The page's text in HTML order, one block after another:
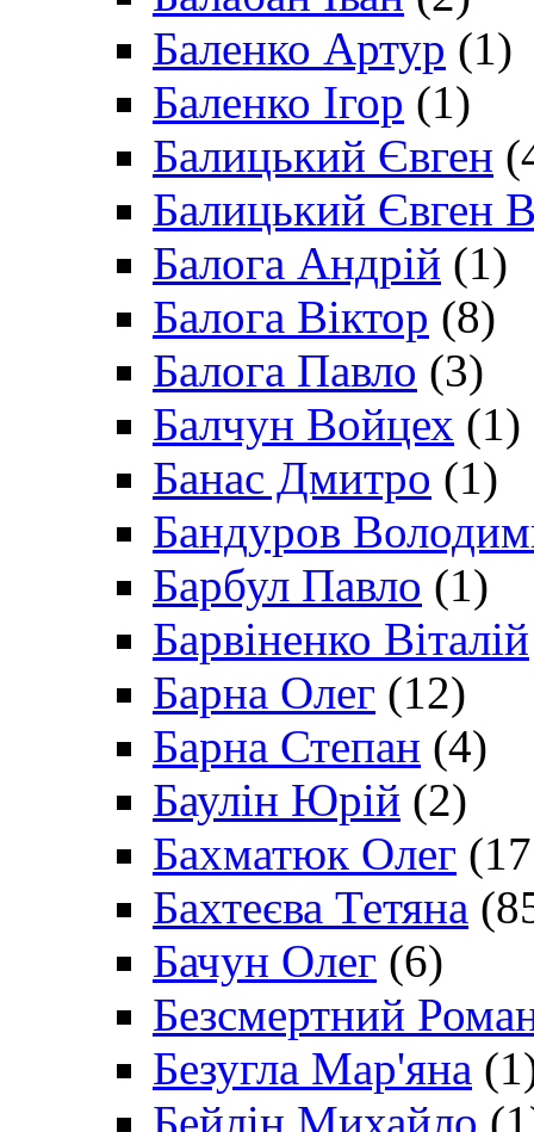
Баленко Артур (1)
Баленко Ігор (1)
Балицький Євген
Балицький Євген
Балога Андрій (1)
Балога Віктор (8)
Балога Павло (3)
Балчун Войцех (1)
Банас Дмитро (1)
Бандуров
Барбул Павло (1)
Барвіненко Віталій
Барна Олег (12)
Барна Степан (4)
Баулін Юрій (2)
Бахматюк Олег
Бахтеєва Тетяна
Бачун Олег (6)
Безсмертний
Безугла Мар'яна
Бейлін Михайло